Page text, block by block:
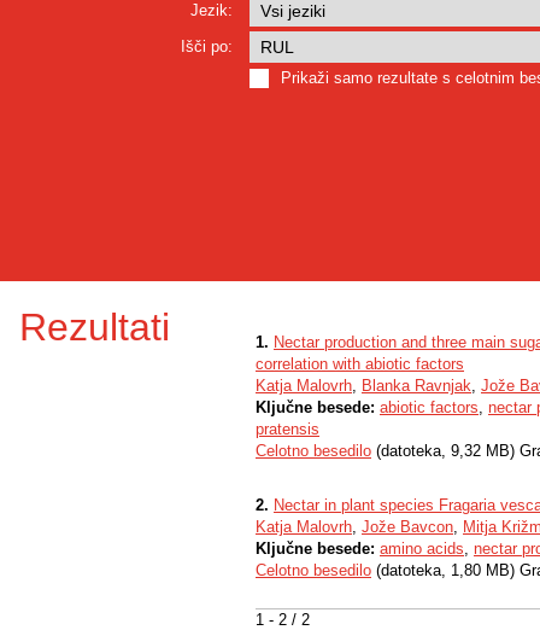
Jezik:
Išči po:
Prikaži samo rezultate s celotnim
Rezultati
1 - 2 / 2
1. Nectar production and three main
correlation with abiotic factors
Katja Malovrh, Blanka Ravnjak, Jože
Ključne besede: abiotic factors, nectar
pratensis
Celotno besedilo (datoteka, 9,32 MB)
2. Nectar in plant species Fragaria
Katja Malovrh, Jože Bavcon, Mitja
Ključne besede: amino acids, nectar
Celotno besedilo (datoteka, 1,80 MB)